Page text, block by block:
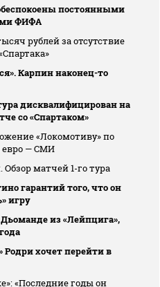
постоянными
ФИФА
рублей за отсутствие
Карпин наконец-то
дисквалифицирован на
со «Спартаком»
«Локомотиву» по
евро — СМИ
Обзор матчей 1-го тура
гарантий того, что он
игру
Дьоманде из «Лейпцига»,
Родри хочет перейти в
«Последние годы он